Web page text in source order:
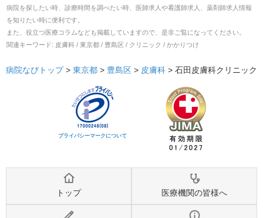
病院を探したい時、診療時間を調べたい時、医師求人や看護師求人、薬剤師求人情報
を知りたい時に便利です。
また、役立つ医療コラムなども掲載していますので、是非ご覧になってください。
関連キーワード: 皮膚科 / 東京都 / 豊島区 / クリニック / かかりつけ
病院なびトップ > 東京都 > 豊島区 > 皮膚科 > 石田皮膚科クリニック
プライバシーマークについて
トップ 医療機関の皆様へ